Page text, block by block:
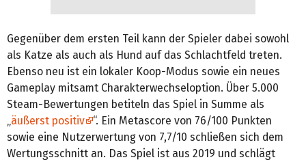
Gegenüber dem ersten Teil kann der Spieler dabei sowohl
als Katze als auch als Hund auf das Schlachtfeld treten.
Ebenso neu ist ein lokaler Koop-Modus sowie ein neues
Gameplay mitsamt Charakterwechseloption. Über 5.000
Steam-Bewertungen betiteln das Spiel in Summe als
äußerst positiv
“. Ein Metascore von 76/100 Punkten
sowie eine Nutzerwertung von 7,7/10 schließen sich dem
Wertungsschnitt an. Das Spiel ist aus 2019 und schlägt